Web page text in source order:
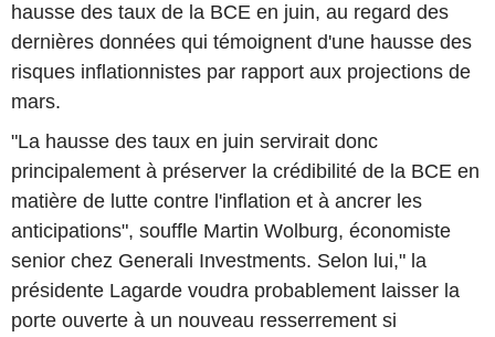
hausse des taux de la BCE en juin, au regard des
dernières données qui témoignent d'une hausse des
risques inflationnistes par rapport aux projections de
mars.
"La hausse des taux en juin servirait donc
principalement à préserver la crédibilité de la BCE en
matière de lutte contre l'inflation et à ancrer les
anticipations", souffle Martin Wolburg, économiste
senior chez Generali Investments. Selon lui," la
présidente Lagarde voudra probablement laisser la
porte ouverte à un nouveau resserrement si